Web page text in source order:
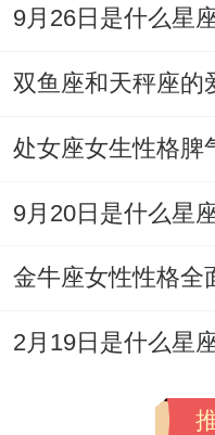
图书馆靠窗第四个
率,记的用薄荷味
动作会带来意想不
便利店遇到的收银
的表妹，电梯里帮
绿萝转向东南方，
9月26日是什么星
9月20日是什么星
2月19日是什么星